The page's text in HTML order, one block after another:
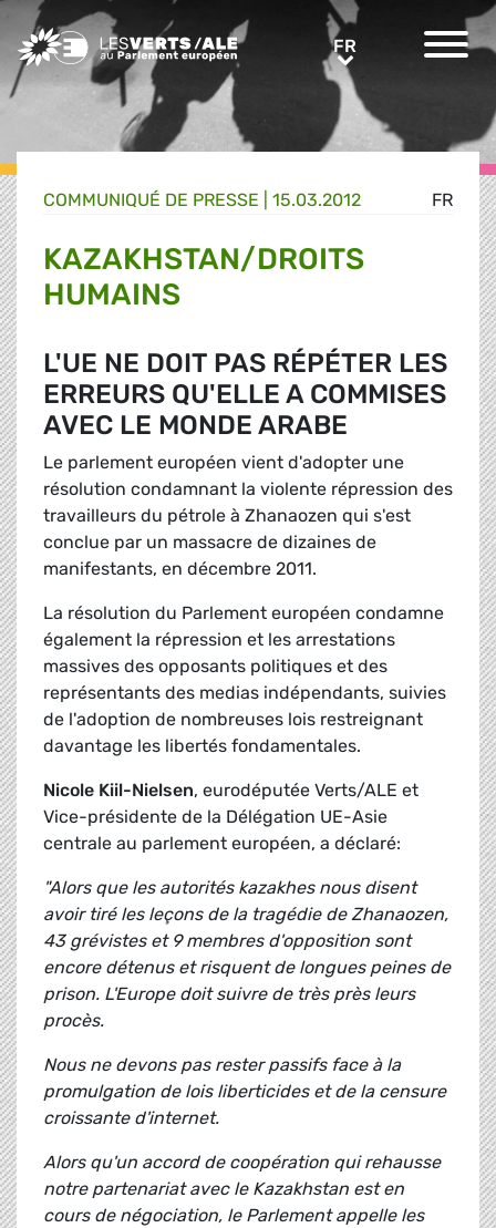
Greens/EFA Home FR
FR
COMMUNIQUÉ DE PRESSE 15.03.2012
KAZAKHSTAN/DROITS
HUMAINS
L'UE NE DOIT PAS RÉPÉTER LES
ERREURS QU'ELLE A COMMISES
AVEC LE MONDE ARABE
Le parlement européen vient d'adopter une
résolution condamnant la violente répression des
travailleurs du pétrole à Zhanaozen qui s'est
conclue par un massacre de dizaines de
manifestants, en décembre 2011.
La résolution du Parlement européen condamne
également la répression et les arrestations
massives des opposants politiques et des
représentants des medias indépendants, suivies
de l'adoption de nombreuses lois restreignant
davantage les libertés fondamentales.
Nicole Kiil-Nielsen, eurodéputée Verts/ALE et
Vice-présidente de la Délégation UE-Asie
centrale au parlement européen, a déclaré:
"Alors que les autorités kazakhes nous disent
avoir tiré les leçons de la tragédie de Zhanaozen,
43 grévistes et 9 membres d'opposition sont
encore détenus et risquent de longues peines de
prison. L'Europe doit suivre de très près leurs
procès.
Nous ne devons pas rester passifs face à la
promulgation de lois liberticides et de la censure
croissante d'internet.
Alors qu'un accord de coopération qui rehausse
notre partenariat avec le Kazakhstan est en
cours de négociation, le Parlement appelle les